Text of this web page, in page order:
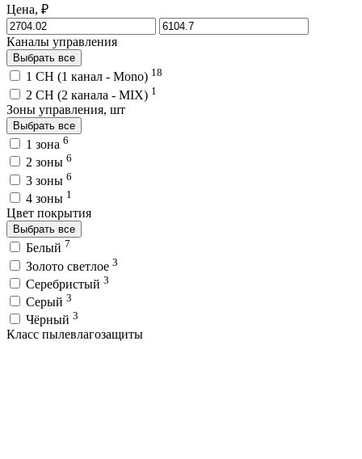
Цена, ₽
Каналы управления
Выбрать все
1 CH (1 канал - Mono) 18
2 CH (2 канала - MIX) 1
Зоны управления, шт
Выбрать все
1 зона 6
2 зоны 6
3 зоны 6
4 зоны 1
Цвет покрытия
Выбрать все
Белый 7
Золото светлое 3
Серебристый 3
Серый 3
Чёрный 3
Класс пылевлагозащиты